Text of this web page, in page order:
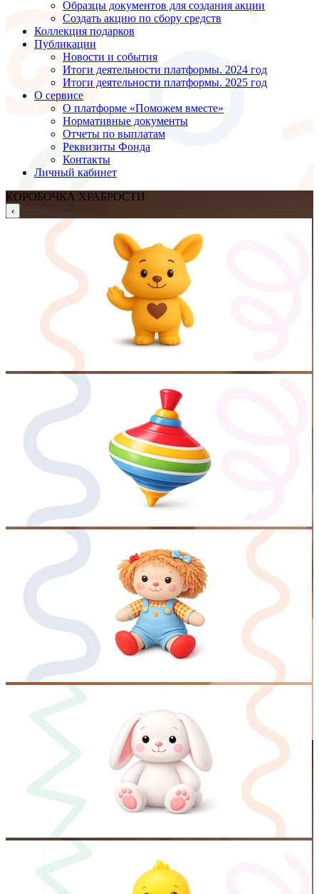
Образцы документов для создания акции
Создать акцию по сбору средств
Коллекция подарков
Публикации
Новости и события
Итоги деятельности платформы. 2024 год
Итоги деятельности платформы. 2025 год
О сервисе
О платформе «Поможем вместе»
Нормативные документы
Отчеты по выплатам
Реквизиты Фонда
Контакты
Личный кабинет
КОРОБОЧКА ХРАБРОСТИ
‹